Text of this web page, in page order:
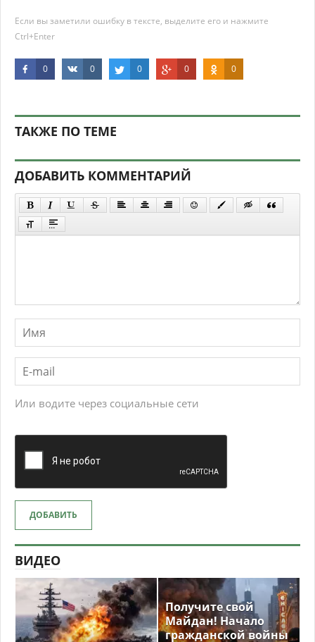
Если вы заметили ошибку в тексте, выделите его и нажмите
Ctrl+Enter
0 0 0 0 0
ТАКЖЕ ПО ТЕМЕ
ДОБАВИТЬ КОММЕНТАРИЙ
Или водите через социальные сети
ДОБАВИТЬ
ВИДЕО
Получите свой
Майдан! Начало
гражданской войны